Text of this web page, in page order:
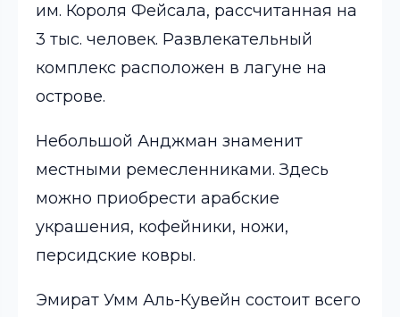
им. Короля Фейсала, рассчитанная на
3 тыс. человек. Развлекательный
комплекс расположен в лагуне на
острове.
Небольшой Анджман знаменит
местными ремесленниками. Здесь
можно приобрести арабские
украшения, кофейники, ножи,
персидские ковры.
Эмират Умм Аль-Кувейн состоит всего